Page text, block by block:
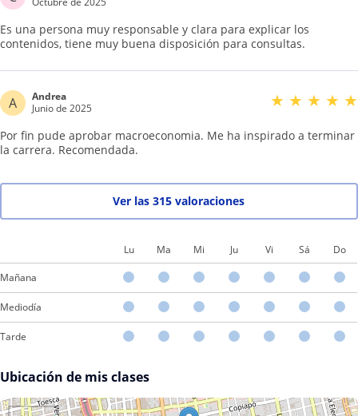
Es una persona muy responsable y clara para explicar los
contenidos, tiene muy buena disposición para consultas.
A
Andrea
Junio de 2025
★ ★ ★ ★ ★
Por fin pude aprobar macroeconomia. Me ha inspirado a terminar
la carrera. Recomendada.
Ver las 315 valoraciones
Lu Ma Mi Ju Vi Sá Do
Mañana
Mediodía
Tarde
Ubicación de mis clases